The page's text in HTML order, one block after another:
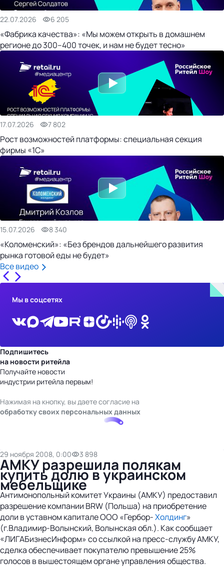
22.07.2026 6 205
«Фабрика качества»: «Мы можем открыть в домашнем
регионе до 300–400 точек, и нам не будет тесно»
17.07.2026 7 802
Рост возможностей платформы: специальная секция
фирмы «1С»
15.07.2026 8 340
«Коломенский»: «Без брендов дальнейшего развития
рынка готовой еды не будет»
Все видео
Мы в соцсетях
Подпишитесь
на новости ритейла
Получайте новости
индустрии ритейла первым!
Нажимая на кнопку, вы даете согласие на
обработку своих персональных данных
29 ноября 2008, 0:00 3 898
АМКУ разрешила полякам
купить долю в украинском
мебельщике
Антимонопольный комитет Украины (АМКУ) предоставил
разрешение компании BRW (Польша) на приобретение
доли в уставном капитале ООО «Гербор-Холдинг»
(г.Владимир-Волынский, Волынская обл.). Как сообщает
«ЛИГАБизнесИнформ» со ссылкой на пресс-службу АМКУ,
сделка обеспечивает покупателю превышение 25%
голосов в вышестоящем органе управления общества.